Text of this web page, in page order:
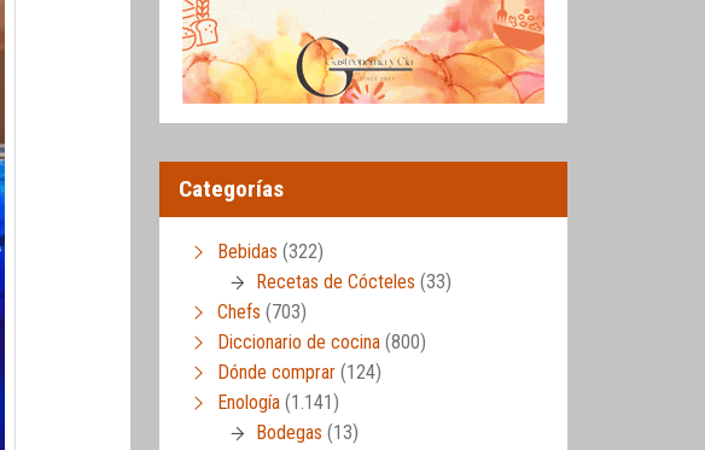
Categorías
Bebidas (322)
Recetas de Cócteles (33)
Chefs (703)
Diccionario de cocina (800)
Dónde comprar (124)
Enología (1.141)
Bodegas (13)